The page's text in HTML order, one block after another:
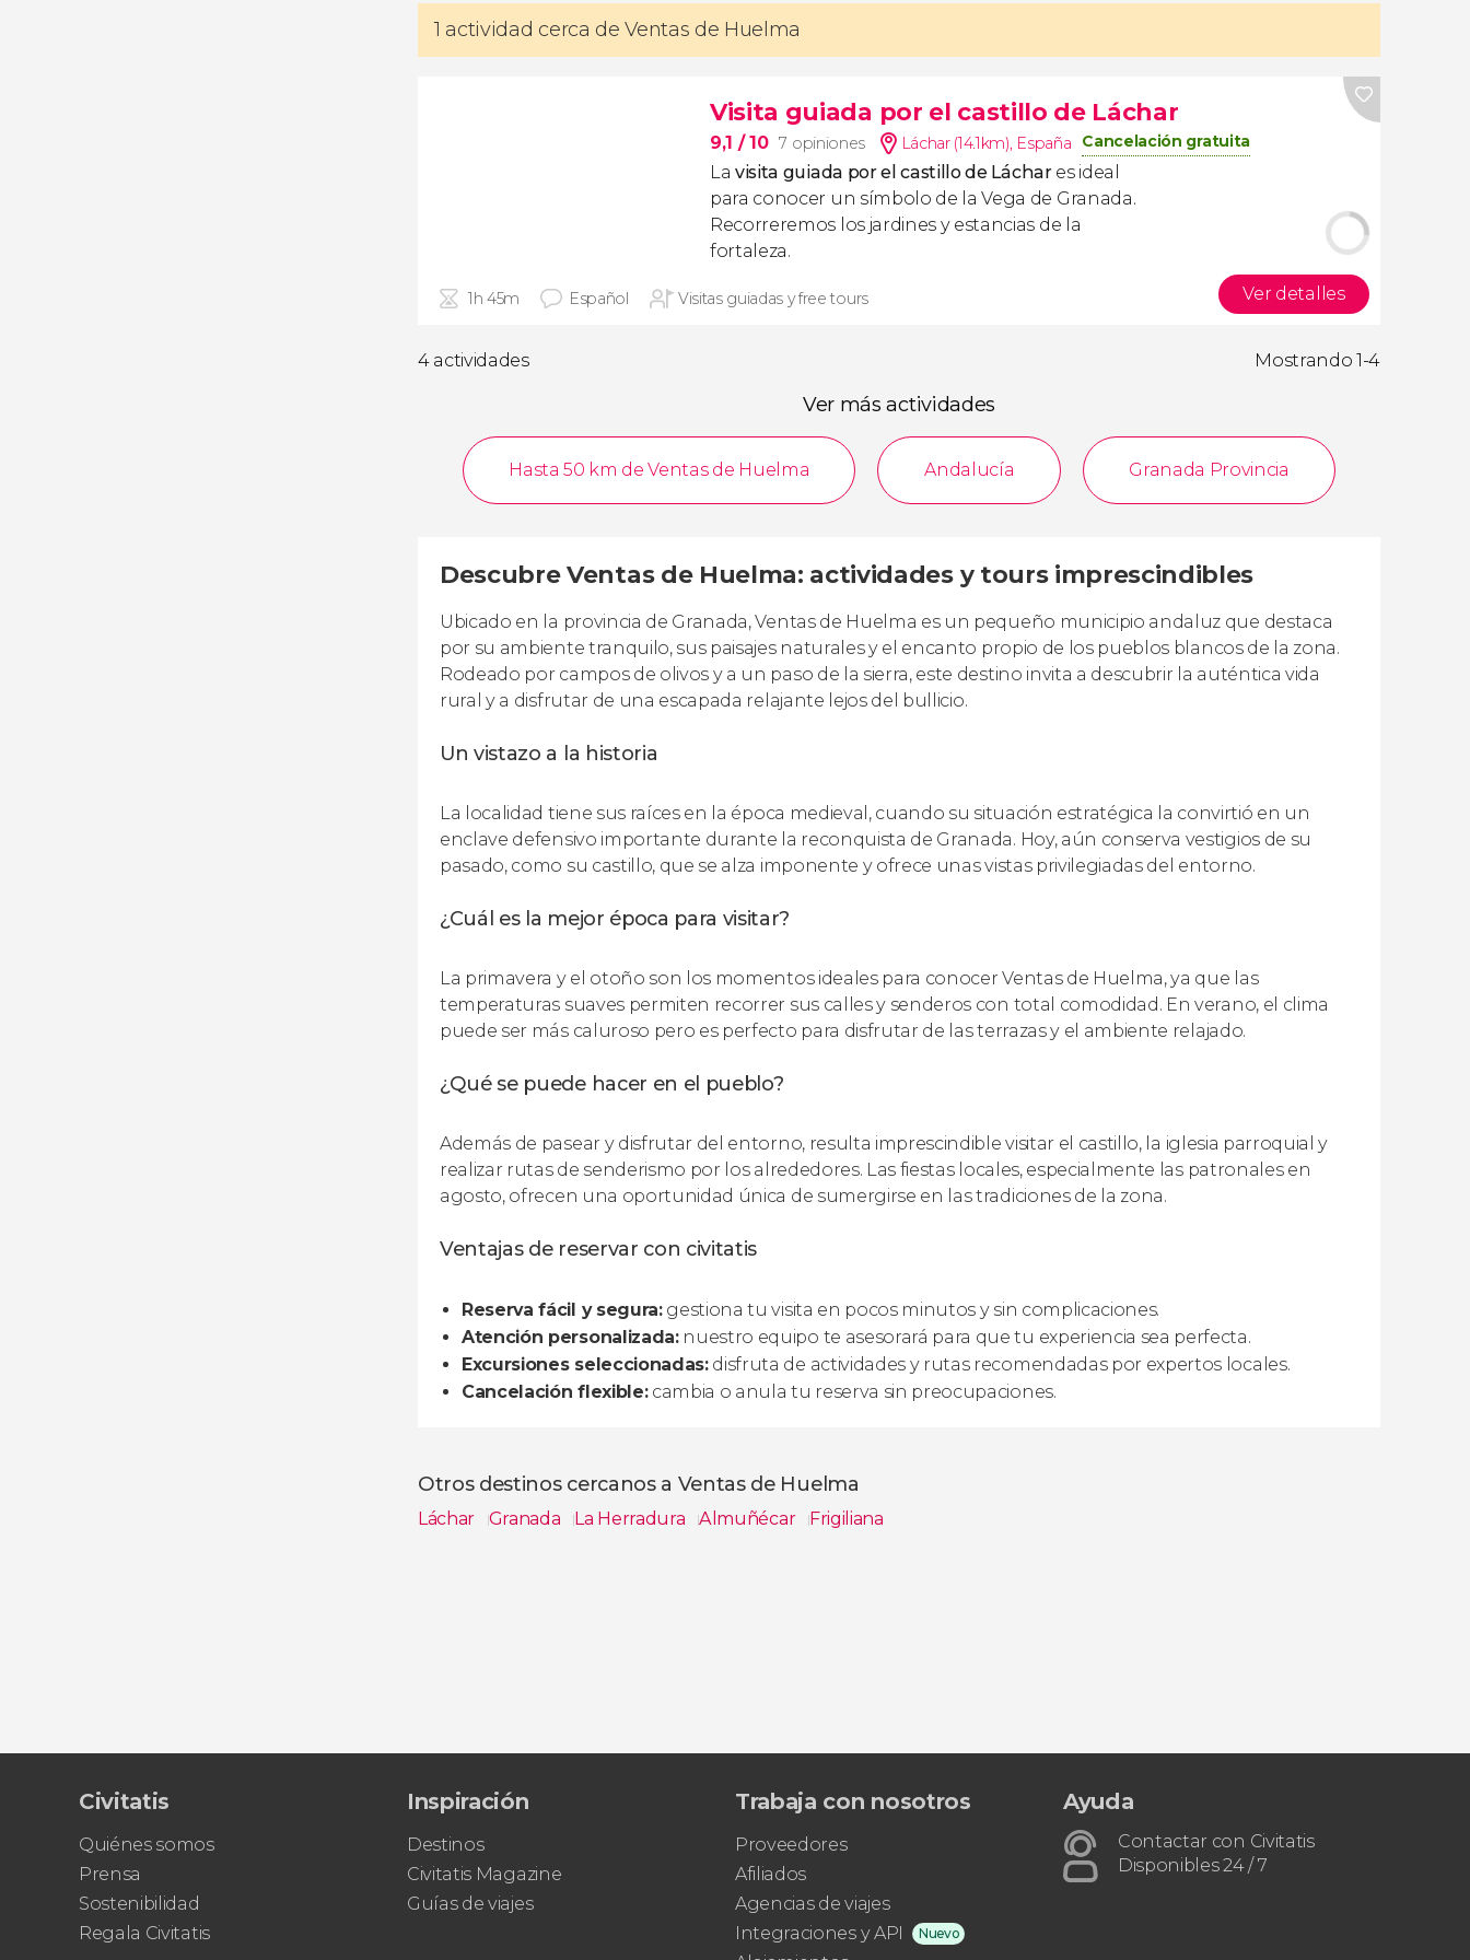
1 actividad cerca de Ventas de Huelma
Visita guiada por el castillo de Láchar
9,1 / 10 7 opiniones Láchar (14.1km), España Cancelación gratuita
Lavisita guiada por el castillo de Láchares ideal
para conocer un símbolo de la Vega de Granada.
Recorreremos los jardines y estancias de la
fortaleza.
1h 45m Español Visitas guiadas y free tours Ver detalles
4 actividades Mostrando 1-4
Ver más actividades
Hasta 50 km de Ventas de Huelma Andalucía Granada Provincia
Descubre Ventas de Huelma: actividades y tours imprescindibles
Ubicado en la provincia de Granada, Ventas de Huelma es un pequeño municipio andaluz que destaca
por su ambiente tranquilo, sus paisajes naturales y el encanto propio de los pueblos blancos de la zona.
Rodeado por campos de olivos y a un paso de la sierra, este destino invita a descubrir la auténtica vida
rural y a disfrutar de una escapada relajante lejos del bullicio.
Un vistazo a la historia
La localidad tiene sus raíces en la época medieval, cuando su situación estratégica la convirtió en un
enclave defensivo importante durante la reconquista de Granada. Hoy, aún conserva vestigios de su
pasado, como su castillo, que se alza imponente y ofrece unas vistas privilegiadas del entorno.
¿Cuál es la mejor época para visitar?
La primavera y el otoño son los momentos ideales para conocer Ventas de Huelma, ya que las
temperaturas suaves permiten recorrer sus calles y senderos con total comodidad. En verano, el clima
puede ser más caluroso pero es perfecto para disfrutar de las terrazas y el ambiente relajado.
¿Qué se puede hacer en el pueblo?
Además de pasear y disfrutar del entorno, resulta imprescindible visitar el castillo, la iglesia parroquial y
realizar rutas de senderismo por los alrededores. Las fiestas locales, especialmente las patronales en
agosto, ofrecen una oportunidad única de sumergirse en las tradiciones de la zona.
Ventajas de reservar con civitatis
Reserva fácil y segura:gestiona tu visita en pocos minutos y sin complicaciones.
Atención personalizada:nuestro equipo te asesorará para que tu experiencia sea perfecta.
Excursiones seleccionadas:disfruta de actividades y rutas recomendadas por expertos locales.
Cancelación flexible:cambia o anula tu reserva sin preocupaciones.
Otros destinos cercanos a Ventas de Huelma
Láchar Granada La Herradura Almuñécar Frigiliana
Civitatis
Quiénes somos
Prensa
Sostenibilidad
Regala Civitatis
Inspiración
Destinos
Civitatis Magazine
Guías de viajes
Trabaja con nosotros
Proveedores
Afiliados
Agencias de viajes
Integraciones y API
Nuevo
Ayuda
Contactar con Civitatis
Disponibles 24 / 7